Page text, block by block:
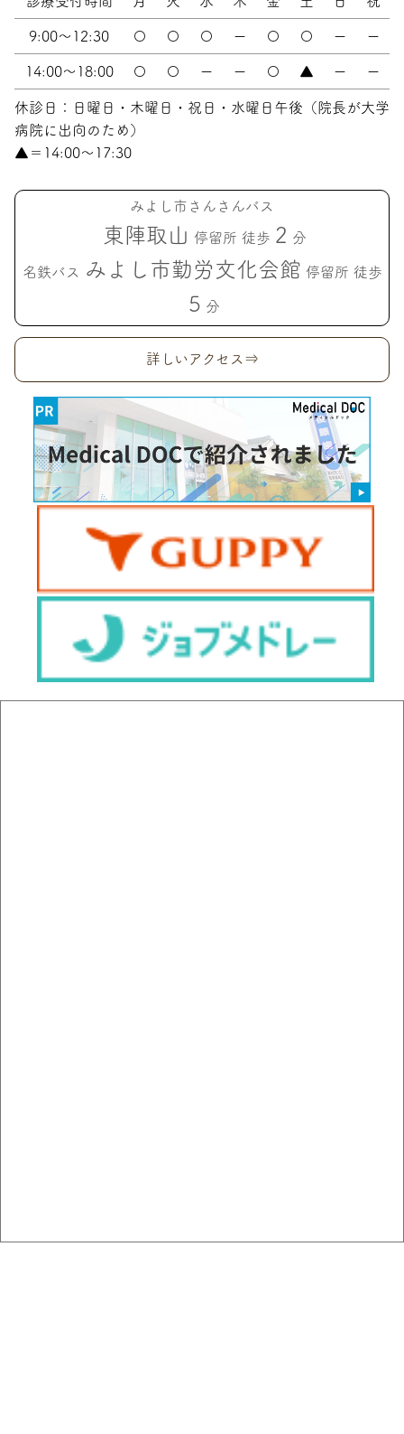
9:00〜12:30 〇 〇 〇 ー 〇 〇 ー ー
14:00〜18:00 〇 〇 ー ー 〇 ▲ ー ー
休診日：日曜日・木曜日・祝日・水曜日午後（院長が大学
病院に出向のため）
▲＝14:00〜17:30
みよし市さんさんバス
東陣取山 停留所 徒歩 2 分
名鉄バス みよし市勤労文化会館 停留所 徒歩
5 分
詳しいアクセス⇒